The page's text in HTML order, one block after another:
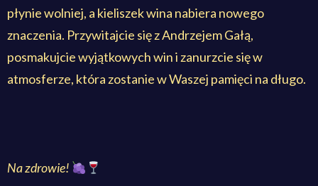
płynie wolniej, a kieliszek wina nabiera nowego
znaczenia. Przywitajcie się z Andrzejem Gałą,
posmakujcie wyjątkowych win i zanurzcie się w
atmosferze, która zostanie w Waszej pamięci na długo.
Na zdrowie!